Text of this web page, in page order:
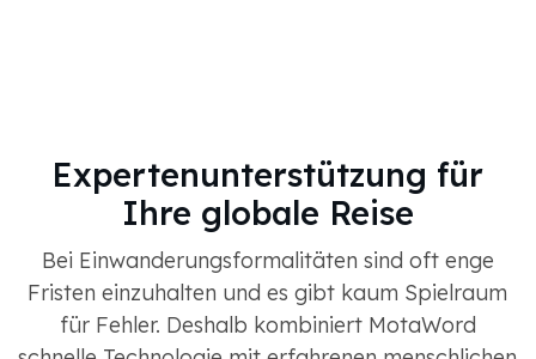
Expertenunterstützung für
Ihre globale Reise
Bei Einwanderungsformalitäten sind oft enge
Fristen einzuhalten und es gibt kaum Spielraum
für Fehler. Deshalb kombiniert MotaWord